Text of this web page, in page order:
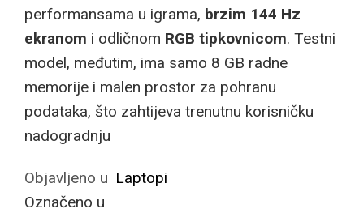
performansama u igrama, brzim 144 Hz
ekranom i odličnom RGB tipkovnicom. Testni
model, međutim, ima samo 8 GB radne
memorije i malen prostor za pohranu
podataka, što zahtijeva trenutnu korisničku
nadogradnju
Objavljeno u Laptopi
Označeno u